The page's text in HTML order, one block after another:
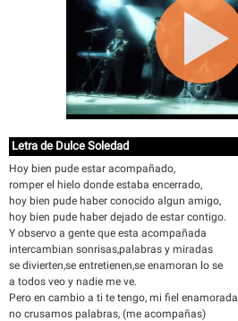
Letra de Dulce Soledad
Hoy bien pude estar acompañado,
romper el hielo donde estaba encerrado,
hoy bien pude haber conocido algun amigo,
hoy bien pude haber dejado de estar contigo.
Y observo a gente que esta acompañada
intercambian sonrisas,palabras y miradas
se divierten,se entretienen,se enamoran lo se
a todos veo y nadie me ve.
Pero en cambio a ti te tengo, mi fiel enamorada
no crusamos palabras, (me acompañas)